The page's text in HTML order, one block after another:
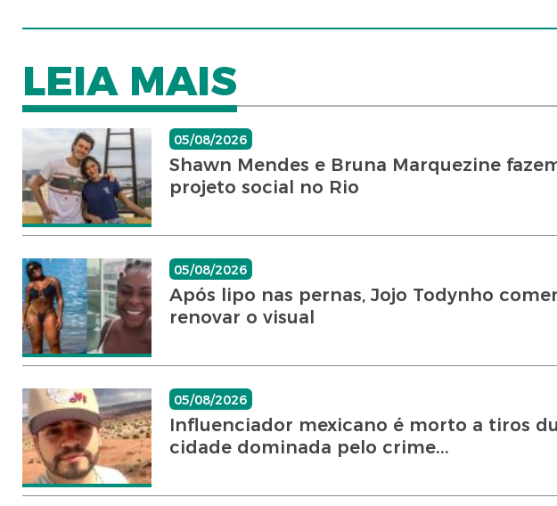
LEIA MAIS
05/08/2026
Shawn Mendes e Bruna Marquezine
projeto social no Rio
05/08/2026
Após lipo nas pernas, Jojo Todynho
renovar o visual
05/08/2026
Influenciador mexicano é morto a tiros
cidade dominada pelo crime...